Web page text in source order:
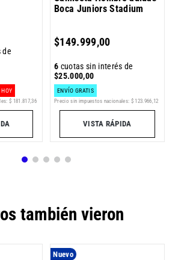
de
$ 181 .817,36
Boca Juniors Stadium
$149.999,00
6 cuotas sin interés de
$25.000,00
ENVÍO GRATIS
Precio sin impuestos nacionales: $ 123.966,12
VISTA RÁPIDA
también vieron
Nuevo